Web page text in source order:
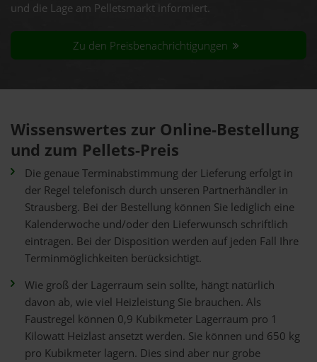
und die Lage am Pelletsmarkt informiert.
Zu den Preisbenachrichtigungen
Wissenswertes zur Online-Bestellung
und zum Pellets-Preis
Die genaue Terminabstimmung der Lieferung erfolgt in
der Regel telefonisch durch unseren Partnerhändler in
Strausberg. Bei der Bestellung können Sie lediglich eine
Kalenderwoche und/oder den Lieferwunsch schriftlich
eintragen. Bei der Disposition werden auf jeden Fall Ihre
Terminmöglichkeiten berücksichtigt.
Wie groß der Lagerraum sein sollte, hängt natürlich
davon ab, wie viel Heizleistung Sie brauchen. Als
Faustregel können 0,9 Kubikmeter Lagerraum pro 1
Kilowatt Heizlast ansetzt werden. Sie können und 650 kg
pro Kubikmeter lagern. Dies sind aber nur grobe